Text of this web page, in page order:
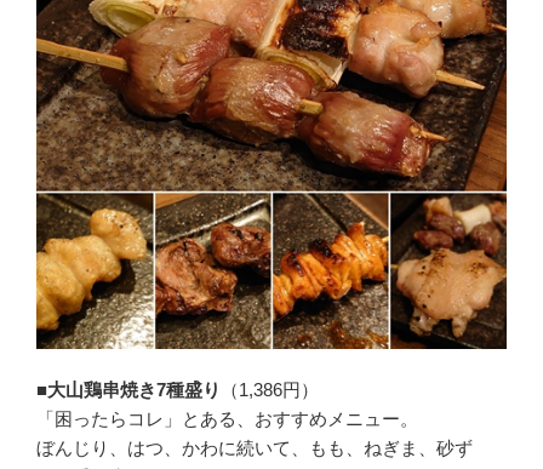
■大山鶏串焼き7種盛り
（1,386円）
「困ったらコレ」とある、おすすめメニュー。
ぼんじり、はつ、かわに続いて、もも、ねぎま、砂ず